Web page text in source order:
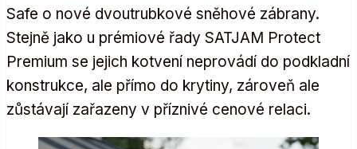
Safe o nové dvoutrubkové sněhové zábrany.
Stejně jako u prémiové řady SATJAM Protect
Premium se jejich kotvení neprovádí do podkladní
konstrukce, ale přímo do krytiny, zároveň ale
zůstávají zařazeny v příznivé cenové relaci.